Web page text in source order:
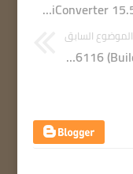
Wondershare UniConverter 15.5.10.97 (X64) [Pre-Activated]
الموضوع السابق
Avast Premium Security 24.5.6116 (Build 24.5.9153.762) [Pre-Activated]